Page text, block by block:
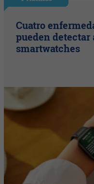
Cuatro
pueden detectar
smartwatches